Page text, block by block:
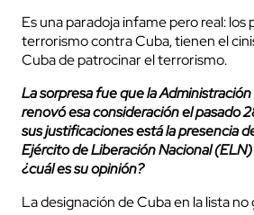
Es una paradoja infame pero real:
terrorismo contra Cuba, tienen el
Cuba de patrocinar el terrorismo.
La sorpresa fue que la
renovó esa consideración el pasado
sus justificaciones está la presencia
Ejército de Liberación Nacional
¿cuál es su opinión?
La designación de Cuba en la lista no